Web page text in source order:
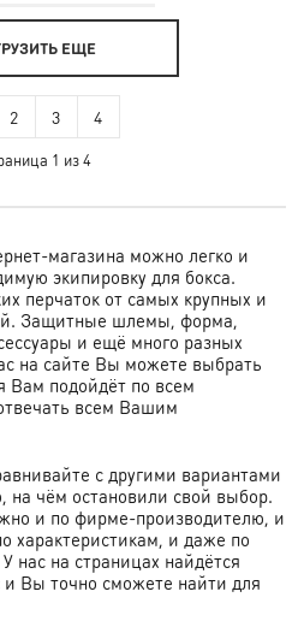
ЕЩЕ
2 3 4
1 из 4
магазина можно легко и
экипировку для бокса.
перчаток от самых крупных и
Защитные шлемы, форма,
и ещё много разных
на сайте Вы можете выбрать
Вам подойдёт по всем
всем Вашим
с другими вариантами
на чём остановили свой выбор.
и по фирме-производителю, и
характеристикам, и даже по
нас на страницах найдётся
и Вы точно сможете найти для